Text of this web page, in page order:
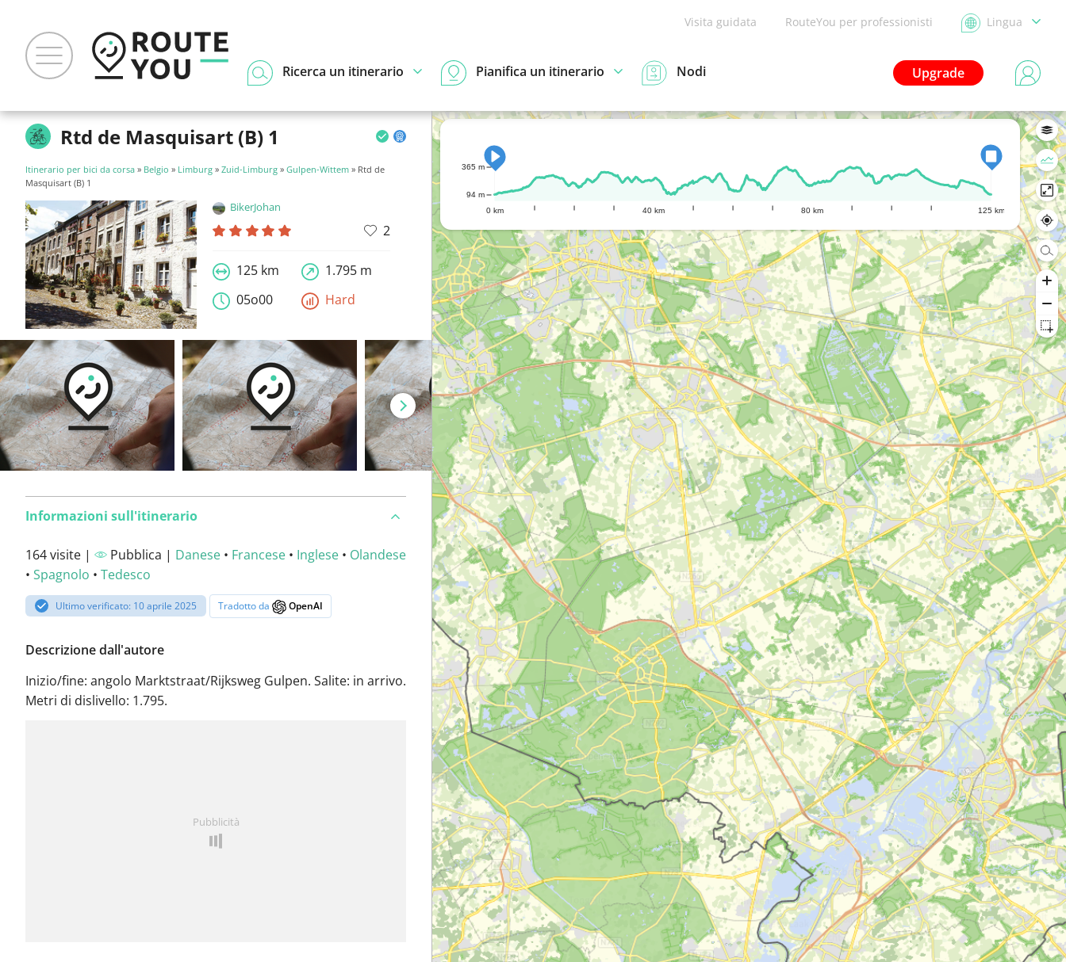
Visita guidata RouteYou per professionisti Lingua
Upgrade
Ricerca un itinerario Pianifica un itinerario Nodi
Rtd de Masquisart (B) 1
Itinerario per bici da corsa » Belgio » Limburg » Zuid-Limburg » Gulpen-Wittem » Rtd de
Masquisart (B) 1
BikerJohan
2
125 km
1.795 m
05o00
Hard
Informazioni sull'itinerario
164 visite | Pubblica | Danese • Francese • Inglese • Olandese
• Spagnolo • Tedesco
Ultimo verificato: 10 aprile 2025 Tradotto da OpenAI
Descrizione dall'autore
Inizio/fine: angolo Marktstraat/Rijksweg Gulpen. Salite: in arrivo.
Metri di dislivello: 1.795.
Pubblicità
0 km 40 km 80 km 125 km
94 m
365 m